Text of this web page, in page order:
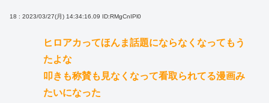
18 : 2023/03/27(月) 14:34:16.09 ID:RMgCnIPl0
ヒロアカってほんま話題にならなくなってもう
たよな
叩きも称賛も見なくなって看取られてる漫画み
たいになった